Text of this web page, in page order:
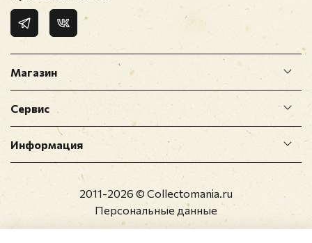
Магазин
Сервис
Информация
2011-2026 © Collectomania.ru
Персональные данные